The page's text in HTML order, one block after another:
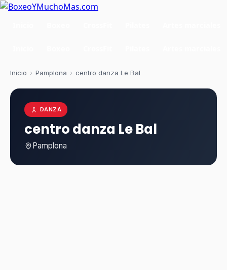
Inicio › Pamplona › centro danza Le Bal
DANZA
centro danza Le Bal
Pamplona